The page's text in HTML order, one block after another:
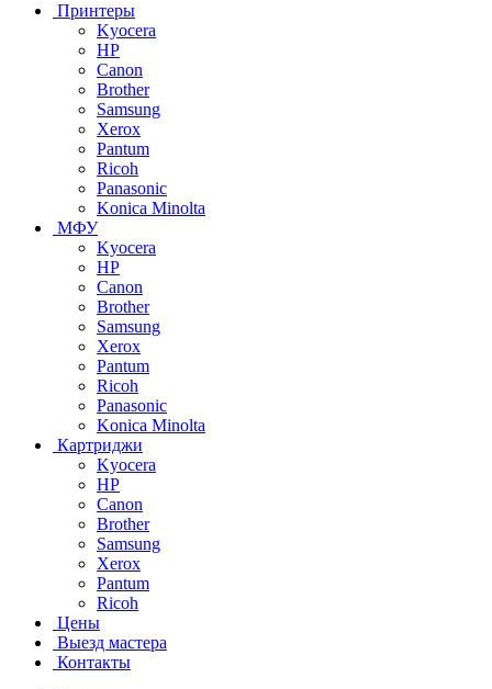
Принтеры
Kyocera
HP
Canon
Brother
Samsung
Xerox
Pantum
Ricoh
Panasonic
Konica Minolta
МФУ
Kyocera
HP
Canon
Brother
Samsung
Xerox
Pantum
Ricoh
Panasonic
Konica Minolta
Картриджи
Kyocera
HP
Canon
Brother
Samsung
Xerox
Pantum
Ricoh
Цены
Выезд мастера
Контакты